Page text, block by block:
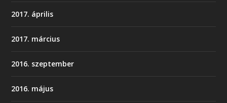
2017. április
2017. március
2016. szeptember
2016. május